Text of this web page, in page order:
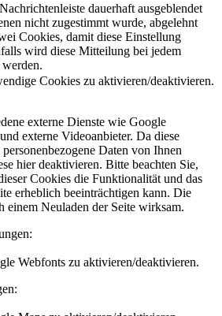
dauerhaft ausgeblendet
nicht zugestimmt wurde, abgelehnt
Cookies, damit diese Einstellung
wird diese Mitteilung bei jedem
Cookies zu aktivieren/deaktivieren.
externe Dienste wie Google
externe Videoanbieter. Da diese
Daten von Ihnen
hier deaktivieren. Bitte beachten Sie,
Cookies die Funktionalität und das
erheblich beeinträchtigen kann. Die
einem Neuladen der Seite wirksam.
Webfonts zu aktivieren/deaktivieren.